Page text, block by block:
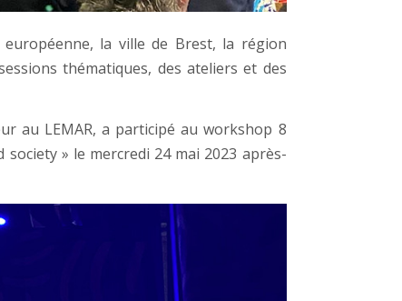
la ville de Brest, la région
thématiques, des ateliers et des
au LEMAR, a participé au workshop 8
» le mercredi 24 mai 2023 après-